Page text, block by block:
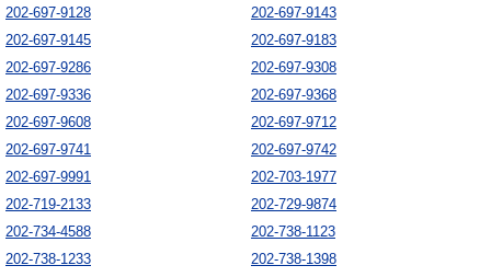
202-697-9128
202-697-9143
202-697-9145
202-697-9183
202-697-9286
202-697-9308
202-697-9336
202-697-9368
202-697-9608
202-697-9712
202-697-9741
202-697-9742
202-697-9991
202-703-1977
202-719-2133
202-729-9874
202-734-4588
202-738-1123
202-738-1233
202-738-1398